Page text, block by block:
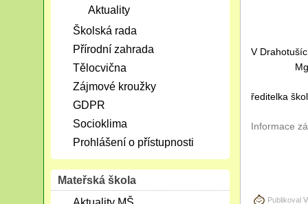
V
Mgr.
ředitelka
Informace
Publikoval
Aktuality
Školská rada
Přírodní zahrada
Tělocvična
Zájmové kroužky
GDPR
Socioklima
Prohlášení o přístupnosti
Mateřská škola